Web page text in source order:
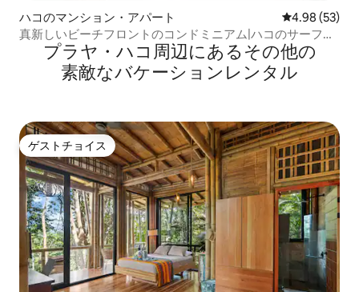
ハコのマンション・アパート レビュー53
4.98 (53)
真新しいビーチフロントのコンドミニアム|ハコのサーフィ
ンと雰囲気
プラヤ・ハコ⁠周⁠辺⁠に⁠あ⁠るそ⁠の⁠他⁠の
素⁠敵⁠なバ⁠ケ⁠ー⁠シ⁠ョ⁠ン⁠レ⁠ン⁠タ⁠ル
ゲストチョイス
ゲストチョイス